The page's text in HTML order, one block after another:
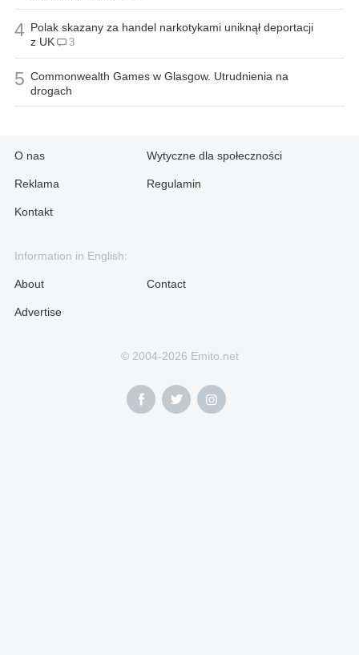
4 Polak skazany za handel narkotykami uniknął deportacji
z UK
3
5 Commonwealth Games w Glasgow. Utrudnienia na
drogach
O nas
Reklama
Kontakt
Wytyczne dla społeczności
Regulamin
Information in English:
About
Advertise
Contact
© 2004-2026 Emito.net